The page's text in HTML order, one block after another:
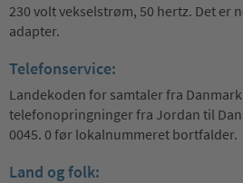
230 volt vekselstrøm, 50 hertz. Det er
adapter.
Telefonservice:
Landekoden for samtaler fra
telefonopringninger fra Jordan til
0045. 0 før lokalnummeret bortfalder.
Land og folk: